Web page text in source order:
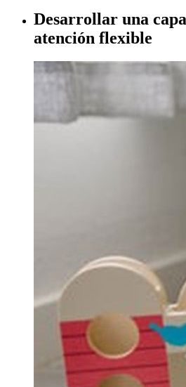
Desarrollar una
atención flexible